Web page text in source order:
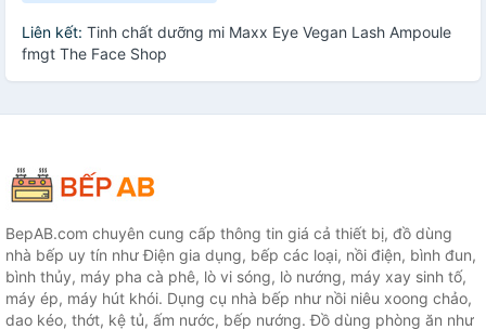
Liên kết: Tinh chất dưỡng mi Maxx Eye Vegan Lash Ampoule
fmgt The Face Shop
BepAB.com chuyên cung cấp thông tin giá cả thiết bị, đồ dùng
nhà bếp uy tín như Điện gia dụng, bếp các loại, nồi điện, bình đun,
bình thủy, máy pha cà phê, lò vi sóng, lò nướng, máy xay sinh tố,
máy ép, máy hút khói. Dụng cụ nhà bếp như nồi niêu xoong chảo,
dao kéo, thớt, kệ tủ, ấm nước, bếp nướng. Đồ dùng phòng ăn như